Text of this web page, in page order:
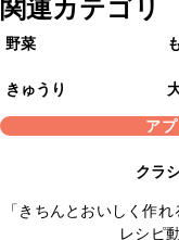
関連カテゴリ
野菜
きゅうり
ア
クラ
「きちんとおいしく作
レシピ